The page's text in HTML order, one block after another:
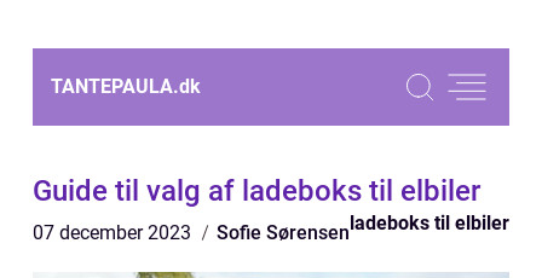
TANTEPAULA.dk
Guide til valg af ladeboks til elbiler
07 december 2023 Sofie Sørensenladeboks til elbiler